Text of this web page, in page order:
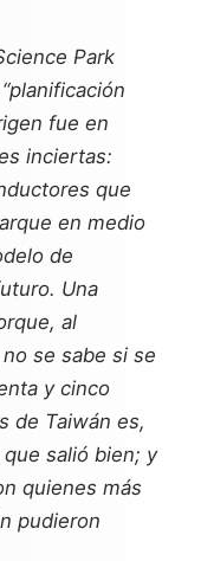
Park
fue en
inciertas:
que
en medio
de
Una
al
se sabe si se
y cinco
de Taiwán es,
salió bien; y
quienes más
pudieron